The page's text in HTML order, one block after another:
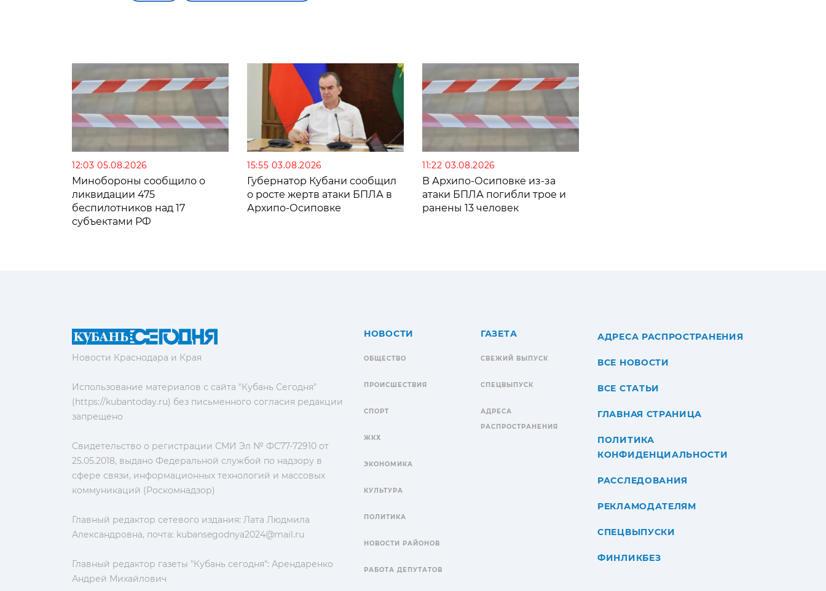
12:03 05.08.2026
Минобороны сообщило о
ликвидации 475
беспилотников над 17
субъектами РФ
15:55 03.08.2026
Губернатор Кубани сообщил
о росте жертв атаки БПЛА в
Архипо-Осиповке
11:22 03.08.2026
В Архипо-Осиповке из-за
атаки БПЛА погибли трое и
ранены 13 человек
Новости Краснодара и Края
Использование материалов с сайта "Кубань Сегодня"
(https://kubantoday.ru) без письменного согласия редакции
запрещено
Свидетельство о регистрации СМИ Эл № ФС77-72910 от
25.05.2018, выдано Федеральной службой по надзору в
сфере связи, информационных технологий и массовых
коммуникаций (Роскомнадзор)
Главный редактор сетевого издания: Лата Людмила
Александровна, почта: kubansegodnya2024@mail.ru
Главный редактор газеты "Кубань сегодня": Арендаренко
Андрей Михайлович
НОВОСТИ
ОБЩЕСТВО
ПРОИСШЕСТВИЯ
СПОРТ
ЖКХ
ЭКОНОМИКА
КУЛЬТУРА
ПОЛИТИКА
НОВОСТИ РАЙОНОВ
РАБОТА ДЕПУТАТОВ
ГАЗЕТА
СВЕЖИЙ ВЫПУСК
СПЕЦВЫПУСК
АДРЕСА
РАСПРОСТРАНЕНИЯ
АДРЕСА РАСПРОСТРАНЕНИЯ
ВСЕ НОВОСТИ
ВСЕ СТАТЬИ
ГЛАВНАЯ СТРАНИЦА
ПОЛИТИКА
КОНФИДЕНЦИАЛЬНОСТИ
РАССЛЕДОВАНИЯ
РЕКЛАМОДАТЕЛЯМ
СПЕЦВЫПУСКИ
ФИНЛИКБЕЗ